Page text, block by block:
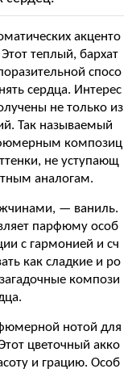
акценто
теплый, бархат
спосо
сердца. Интерес
не только из
Так называемый
композиц
не уступающ
аналогам.
— ваниль.
парфюму особ
с гармонией и сч
как сладкие и ро
компози
нотой для
цветочный акко
и грацию. Особ